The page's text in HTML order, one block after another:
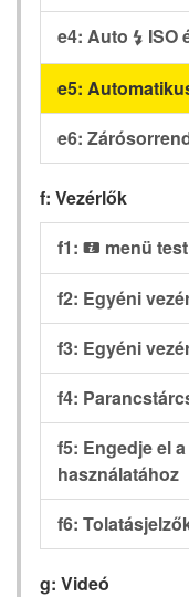
e4: Auto c ISO
e5:
e6:
f: Vezérlők
f1: i menü
f2: Egyéni
f3: Egyéni
f4:
f5: Engedje el
használatához
f6:
g: Videó